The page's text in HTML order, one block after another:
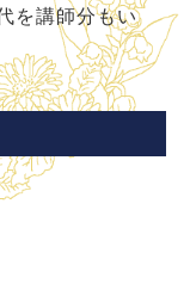
を講師分もい